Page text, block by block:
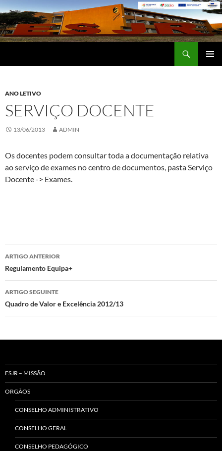
Saltar
para
o
conteúdo
ANO LETIVO
SERVIÇO DOCENTE
13/06/2013 ADMIN
Os docentes podem consultar toda a documentação relativa
ao serviço de exames no centro de documentos, pasta Serviço
Docente -> Exames.
Navegação
de
artigos
ARTIGO ANTERIOR
Regulamento Equipa+
ARTIGO SEGUINTE
Quadro de Valor e Excelência 2012/13
ESJR – MISSÃO
ORGÃOS
CONSELHO ADMINISTRATIVO
CONSELHO GERAL
CONSELHO PEDAGÓGICO